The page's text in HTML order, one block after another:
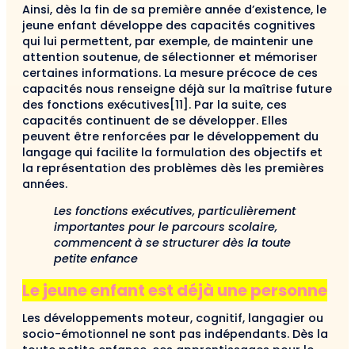
Ainsi, dès la fin de sa première année d’existence, le
jeune enfant développe des capacités cognitives
qui lui permettent, par exemple, de maintenir une
attention soutenue, de sélectionner et mémoriser
certaines informations. La mesure précoce de ces
capacités nous renseigne déjà sur la maîtrise future
des fonctions exécutives[11]. Par la suite, ces
capacités continuent de se développer. Elles
peuvent être renforcées par le développement du
langage qui facilite la formulation des objectifs et
la représentation des problèmes dès les premières
années.
Les fonctions exécutives, particulièrement
importantes pour le parcours scolaire,
commencent à se structurer dès la toute
petite enfance
Le jeune enfant est déjà une personne
Les développements moteur, cognitif, langagier ou
socio-émotionnel ne sont pas indépendants. Dès la